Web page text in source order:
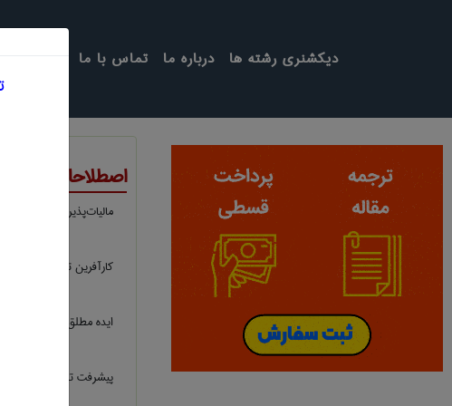
تماس با ما درباره ما دیکشنری رشته ها
اصطلاحات تخصصی
ماليات‌پذير
كارآفرين تنها
ایده مطلق
پیشرفت تحصیلی